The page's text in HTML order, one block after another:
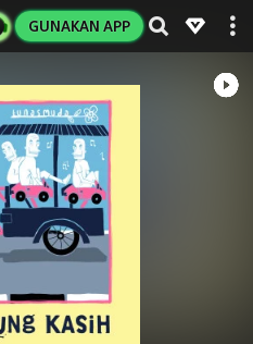
GUNAKAN APP